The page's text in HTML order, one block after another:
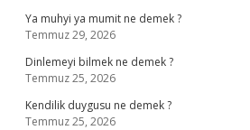
Ya muhyi ya mumit ne demek ?
Temmuz 29, 2026
Dinlemeyi bilmek ne demek ?
Temmuz 25, 2026
Kendilik duygusu ne demek ?
Temmuz 25, 2026